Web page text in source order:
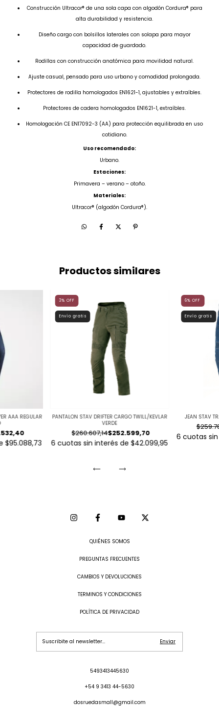
Construcción Ultracor® de una sola capa con algodón Cordura® para
alta durabilidad y resistencia.
Diseño cargo con bolsillos laterales con solapa para mayor
capacidad de guardado.
Rodillas con construcción anatómica para movilidad natural.
Ajuste casual, pensado para uso urbano y comodidad prolongada.
Protectores de rodilla homologados EN1621-1, ajustables y extraíbles.
Protectores de cadera homologados EN1621-1, extraíbles.
Homologación CE EN17092-3 (AA) para protección equilibrada en uso
cotidiano.
Uso recomendado:
Urbano.
Estaciones:
Primavera – verano – otoño.
Materiales:
Ultracor® (algodón Cordura®).
Productos similares
AAA REGULAR
$95.088,73
3% OFF
Envío gratis
PANTALON STAV DRIFTER CARGO TWILL/KEVLAR
VERDE
$252.599,70
$260.607,14
6 cuotas sin interés de $42.099,95
6%OFF
Envío gratis
JEAN STAV
6 cuotas
QUIÉNES SOMOS
PREGUNTAS FRECUENTES
CAMBIOS Y DEVOLUCIONES
TERMINOS Y CONDICIONES
POLÍTICA DE PRIVACIDAD
5493413445630
+54 9 3413 44-5630
dosruedasmall@gmail.com